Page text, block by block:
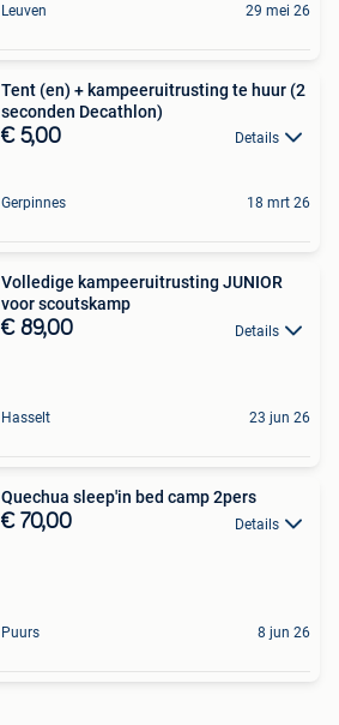
Leuven 29 mei 26
Tent (en) + kampeeruitrusting te huur (2
seconden Decathlon)
€ 5,00 Details
Gerpinnes 18 mrt 26
Volledige kampeeruitrusting JUNIOR
voor scoutskamp
€ 89,00 Details
Hasselt 23 jun 26
Quechua sleep'in bed camp 2pers
€ 70,00 Details
Puurs 8 jun 26